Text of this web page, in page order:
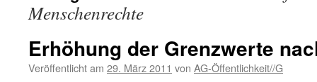
Menschenrechte
Erhöhung der Grenzwerte
Veröffentlicht am 29. März 2011 von AG-Öffentlichkeit//G